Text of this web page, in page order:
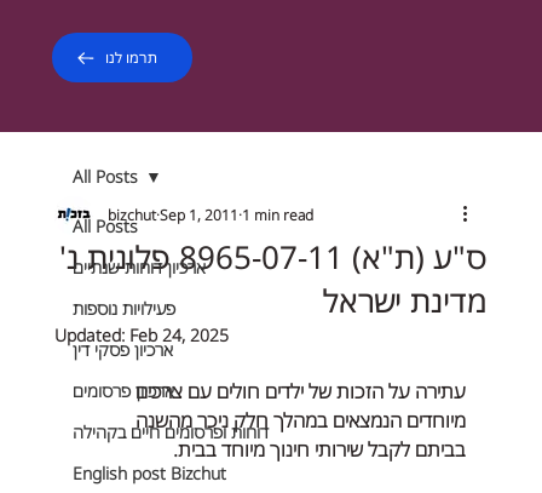
תרמו לנו
All Posts
ארכיון דוחות שנתיים
פעילויות נוספות
ארכיון פסקי דין
ארכיון פרסומים
דוחות ופרסומים חיים בקהילה
English post Bizchut
All Posts
ס"ע (ת"א) 8965-07-11 פלונית נ'
מדינת ישראל
bizchutSep 1, 2011 1 min read
Updated: Feb 24, 2025
עתירה על הזכות של ילדים חולים עם צרכים
מיוחדים הנמצאים במהלך חלק ניכר מהשנה
בביתם לקבל שירותי חינוך מיוחד בבית.